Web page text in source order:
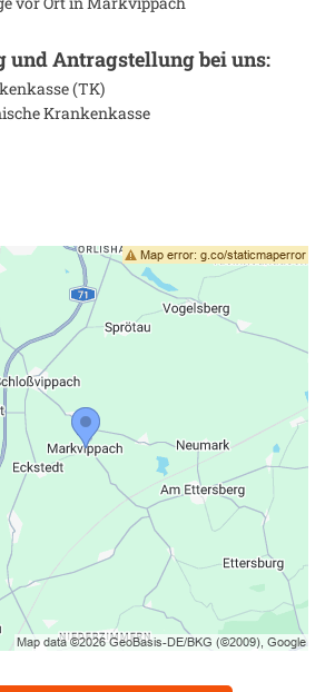
und Antragstellung bei uns:
(TK)
Krankenkasse